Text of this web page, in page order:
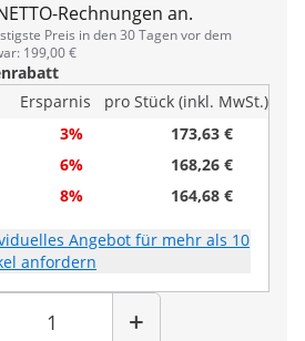
Rechnungen an.
Preis in den 30 Tagen vor dem
199,00 €
Ersparnis
pro Stück (inkl. MwSt.)
3%
173,63 €
6%
168,26 €
8% 164,68 €
Angebot für mehr als 10
anfordern
Menge
+